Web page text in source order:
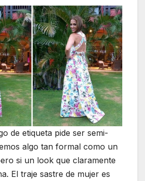
de etiqueta pide ser semi-
algo tan formal como un
si un look que claramente
El traje sastre de mujer es